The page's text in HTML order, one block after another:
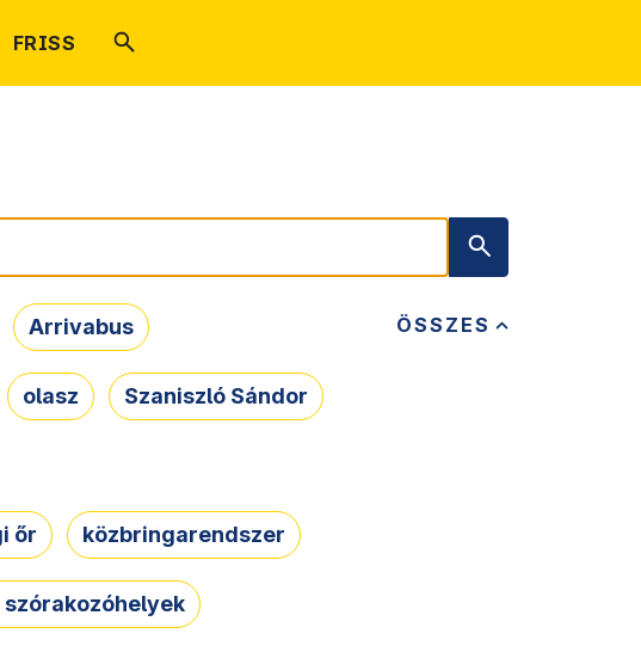
FRISS
ÖSSZES
Arrivabus
olasz Szaniszló Sándor
őr közbringarendszer